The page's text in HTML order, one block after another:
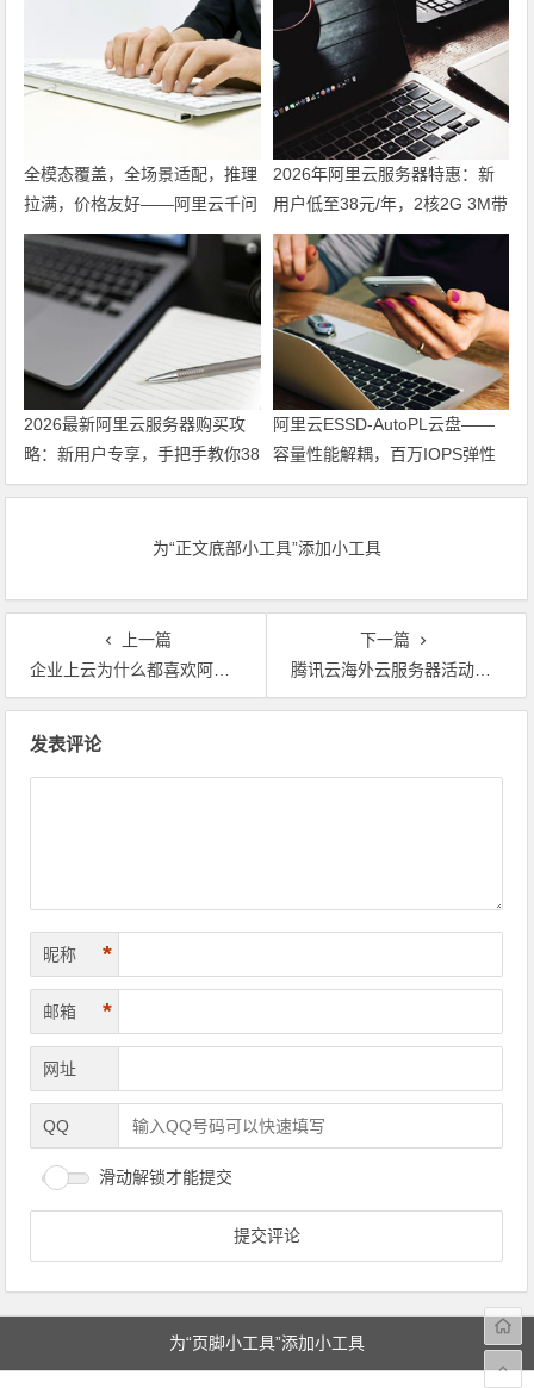
全模态覆盖，全场景适配，推理
拉满，价格友好——阿里云千问
大模型，企业AI落地，选它就对
2026年阿里云服务器特惠：新
用户低至38元/年，2核2G 3M带
宽99元/年，续费不涨价同价
续。
2026最新阿里云服务器购买攻
略：新用户专享，手把手教你38
元/年起拿下ECS！
阿里云ESSD-AutoPL云盘——
容量性能解耦，百万IOPS弹性
可调，按需付费，是降本的最优
为“正文底部小工具”添加小工具
上一篇
企业上云为什么都喜欢阿里云？
下一篇
腾讯云海外云服务器活动，香港免备案云服务器优惠活动阿里云腾讯云券
发表评论
昵称 *
邮箱 *
网址
QQ
滑动解锁才能提交
为“页脚小工具”添加小工具